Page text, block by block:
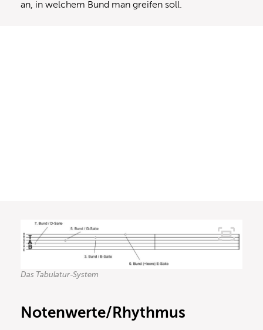
an, in welchem Bund man greifen soll.
Das Tabulatur-System
Notenwerte/Rhythmus